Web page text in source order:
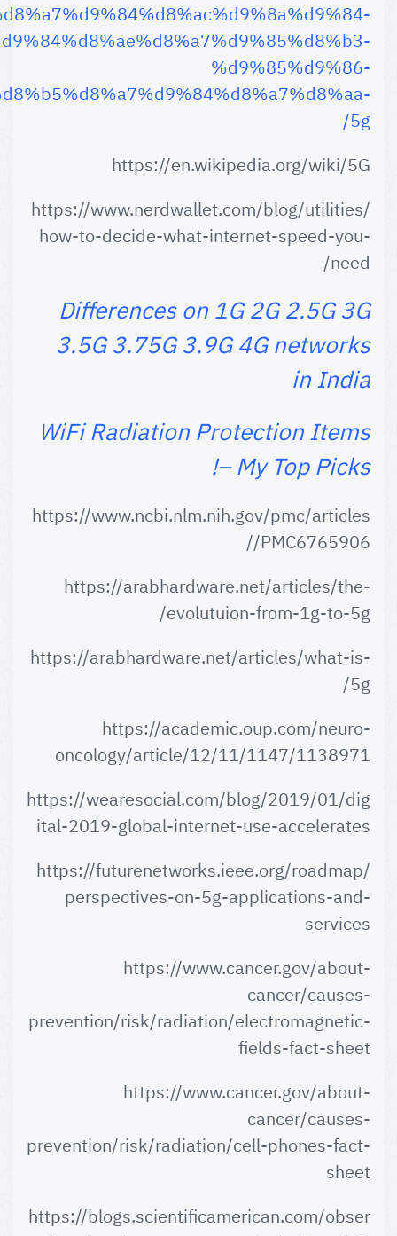
%d9%85%d9%86-
5g/
https://en.wikipedia.org/wiki/5G
https://www.nerdwallet.com/blog/utilities/
how-to-decide-what-internet-speed-you-
need/
Differences on 1G 2G 2.5G 3G
3.5G 3.75G 3.9G 4G networks
in India
WiFi Radiation Protection Items
– My Top Picks!
https://www.ncbi.nlm.nih.gov/pmc/articles
/PMC6765906/
https://arabhardware.net/articles/the-
evolutuion-from-1g-to-5g/
https://arabhardware.net/articles/what-is-
5g/
https://academic.oup.com/neuro-
oncology/article/12/11/1147/1138971
https://wearesocial.com/blog/2019/01/dig
ital-2019-global-internet-use-accelerates
https://futurenetworks.ieee.org/roadmap/
perspectives-on-5g-applications-and-
services
https://www.cancer.gov/about-
cancer/causes-
prevention/risk/radiation/electromagnetic-
fields-fact-sheet
https://www.cancer.gov/about-
cancer/causes-
prevention/risk/radiation/cell-phones-fact-
sheet
https://blogs.scientificamerican.com/obser